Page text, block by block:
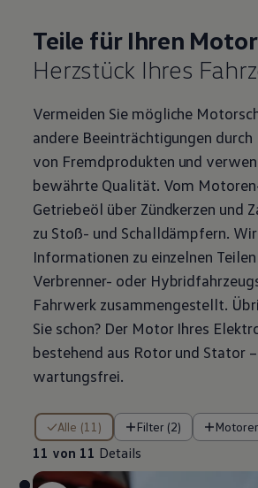
Teile für Ihren
Herzstück Ihres
Vermeiden Sie mögliche
andere Beeinträchtigungen
von Fremdprodukten und
bewährte Qualität. Vom
Getriebeöl über Zündkerzen und
zu Stoß- und Schalldämpfern.
Informationen zu einzelnen
Verbrenner- oder
Fahrwerk zusammengestellt.
Sie schon? Der Motor Ihres
bestehend aus Rotor und Stator
wartungsfrei.
Alle (11) Filter (2)
11 von 11 Details
11 von 11 Details